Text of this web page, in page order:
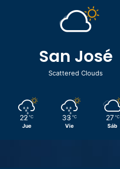
San José
Scattered Clouds
22 ℃
Jue
33 ℃
Vie
27 ℃
Sáb